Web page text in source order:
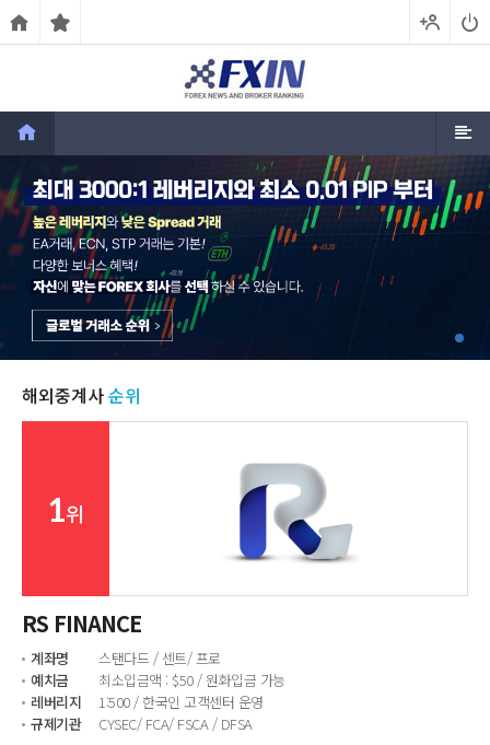
해외중계사순위
1위
RS FINANCE
계좌명
스탠다드 / 센트/ 프로
예치금
최소입금액 : $50 / 원화입금 가능
레버리지
1:500 / 한국인 고객센터 운영
규제기관
CYSEC/ FCA/ FSCA / DFSA